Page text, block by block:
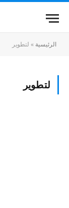
الرئيسية » لتطوير
لتطوير